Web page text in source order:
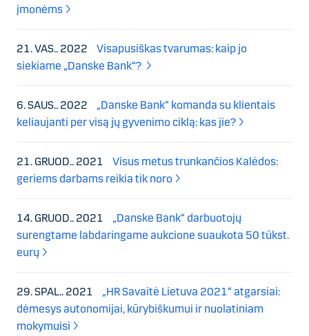
įmonėms
21. VAS.. 2022
Visapusiškas tvarumas: kaip jo
siekiame „Danske Bank“?
6. SAUS.. 2022
„Danske Bank“ komanda su klientais
keliaujanti per visą jų gyvenimo ciklą: kas jie?
21. GRUOD.. 2021
Visus metus trunkančios Kalėdos:
geriems darbams reikia tik noro
14. GRUOD.. 2021
„Danske Bank“ darbuotojų
surengtame labdaringame aukcione suaukota 50 tūkst.
eurų
29. SPAL.. 2021
„HR Savaitė Lietuva 2021“ atgarsiai:
dėmesys autonomijai, kūrybiškumui ir nuolatiniam
mokymuisi